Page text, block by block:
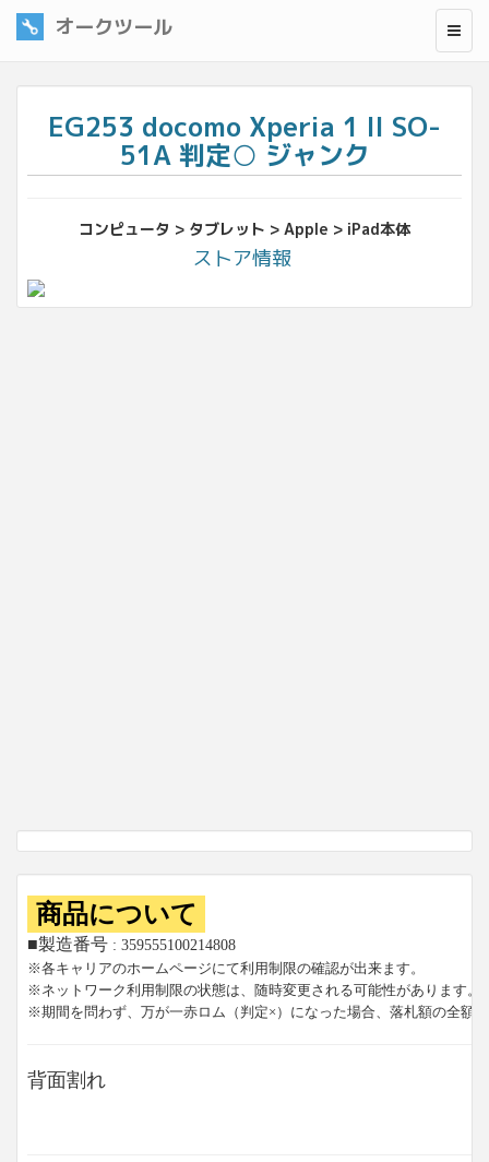
オークツール
EG253 docomo Xperia 1 II SO-
51A 判定○ ジャンク
コンピュータ > タブレット > Apple > iPad本体
ストア情報
商品について
■製造番号 : 359555100214808
※各キャリアのホームページにて利用制限の確認が出来ます。
※ネットワーク利用制限の状態は、随時変更される可能性があります。
※期間を問わず、万が一赤ロム（判定×）になった場合、落札額の全額
背面割れ